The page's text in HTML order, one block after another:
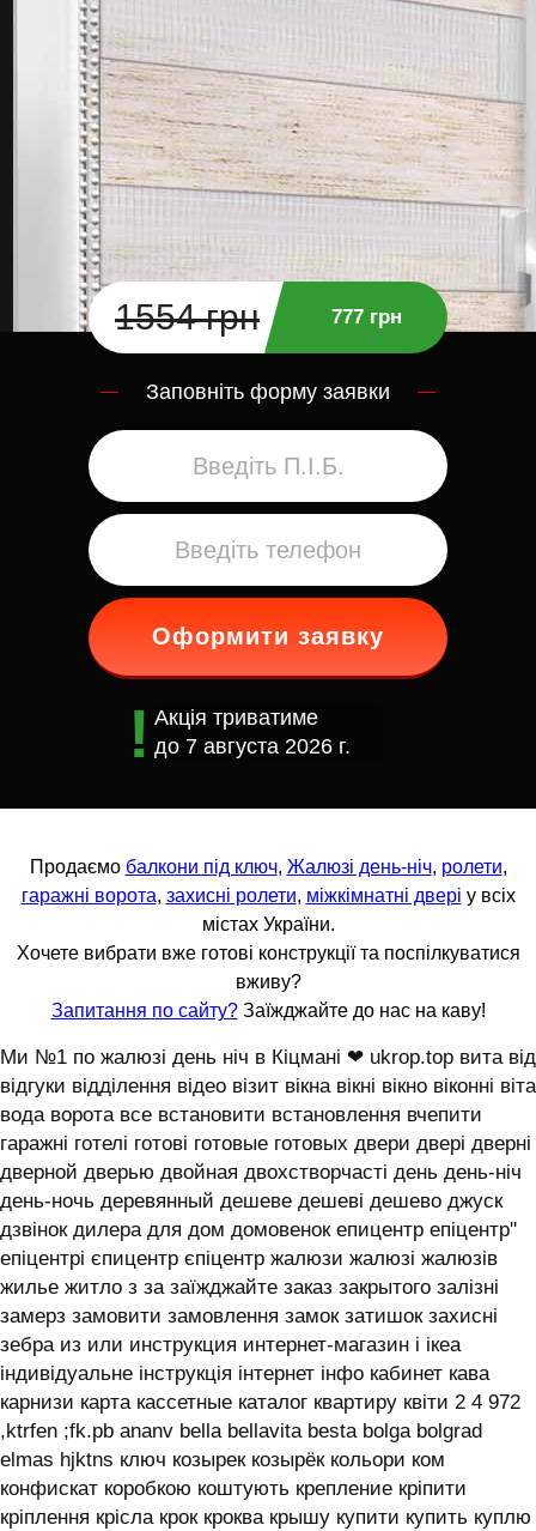
1554 грн 777 грн
Заповніть форму заявки
Оформити заявку
Акція триватиме
до 7 августа 2026 г.
Продаємо балкони під ключ, Жалюзі день-ніч, ролети,
гаражні ворота, захисні ролети, міжкімнатні двері у всіх
містах України.
Хочете вибрати вже готові конструкції та поспілкуватися
вживу?
Запитання по сайту?Заїжджайте до нас на каву!
Ми №1 по жалюзі день ніч в Кіцмані ❤ ukrop.top вита від
відгуки відділення відео візит вікна вікні вікно віконні віта
вода ворота все встановити встановлення вчепити
гаражні готелі готові готовые готовых двери двері дверні
дверной дверью двойная двохстворчасті день день-ніч
день-ночь деревянный дешеве дешеві дешево джуск
дзвінок дилера для дом домовенок епицентр епіцентр''
епіцентрі єпицентр єпіцентр жалюзи жалюзі жалюзів
жилье житло з за заїжджайте заказ закрытого залізні
замерз замовити замовлення замок затишок захисні
зебра из или инструкция интернет-магазин і ікеа
індивідуальне інструкція інтернет інфо кабинет кава
карнизи карта кассетные каталог квартиру квіти 2 4 972
,ktrfen ;fk.pb ananv bella bellavita besta bolga bolgrad
elmas hjktns ключ козырек козырёк кольори ком
конфискат коробкою коштують крепление кріпити
кріплення крісла крок кроква крышу купити купить куплю